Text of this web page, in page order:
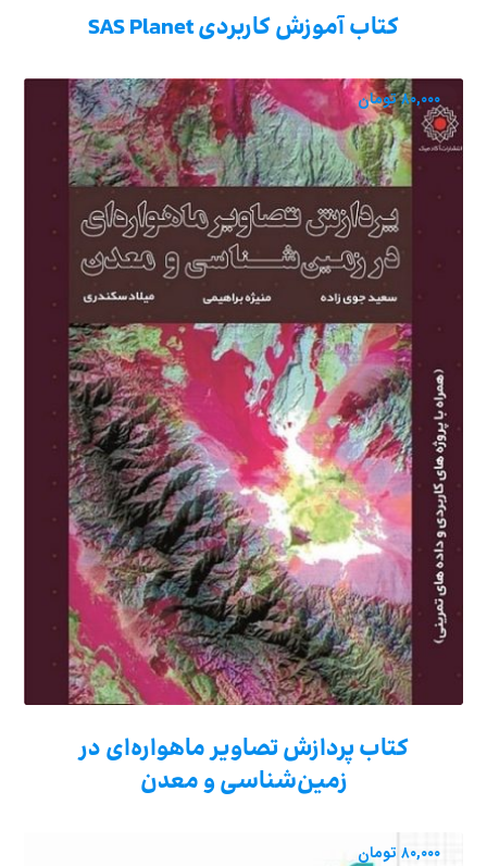
کتاب آموزش کاربردی SAS Planet
کتاب پردازش تصاویر ماهواره‌ای در
زمین‌شناسی و معدن
۸۰,۰۰۰تومان
۸۰,۰۰۰ تومان